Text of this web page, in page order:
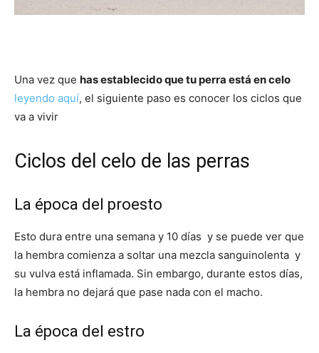
de
Una vez que has establecido que tu perra está en celo
leyendo aquí, el siguiente paso es conocer los ciclos que
va a vivir
Ciclos del celo de las perras
La época del proesto
Esto dura entre una semana y 10 días y se puede ver que
la hembra comienza a soltar una mezcla sanguinolenta y
su vulva está inflamada. Sin embargo, durante estos días,
la hembra no dejará que pase nada con el macho.
La época del estro